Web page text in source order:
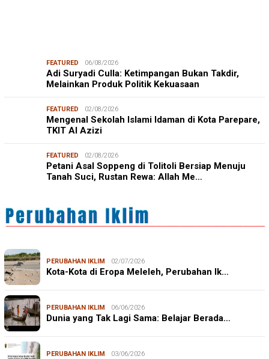
FEATURED 06/08/2026
Adi Suryadi Culla: Ketimpangan Bukan Takdir,
Melainkan Produk Politik Kekuasaan
FEATURED 02/08/2026
Mengenal Sekolah Islami Idaman di Kota Parepare,
TKIT Al Azizi
FEATURED 02/08/2026
Petani Asal Soppeng di Tolitoli Bersiap Menuju
Tanah Suci, Rustan Rewa: Allah Me…
PERUBAHAN IKLIM 02/07/2026
Kota-Kota di Eropa Meleleh, Perubahan Ik…
PERUBAHAN IKLIM 06/06/2026
Dunia yang Tak Lagi Sama: Belajar Berada…
PERUBAHAN IKLIM 03/06/2026